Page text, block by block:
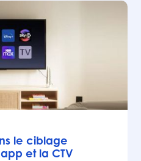
le ciblage
et la CTV